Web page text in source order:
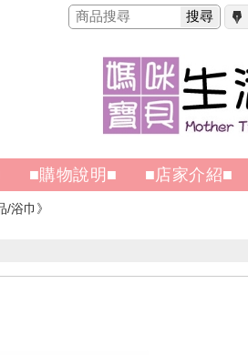
搜尋
■購物說明■ ■店家介紹■
/浴巾